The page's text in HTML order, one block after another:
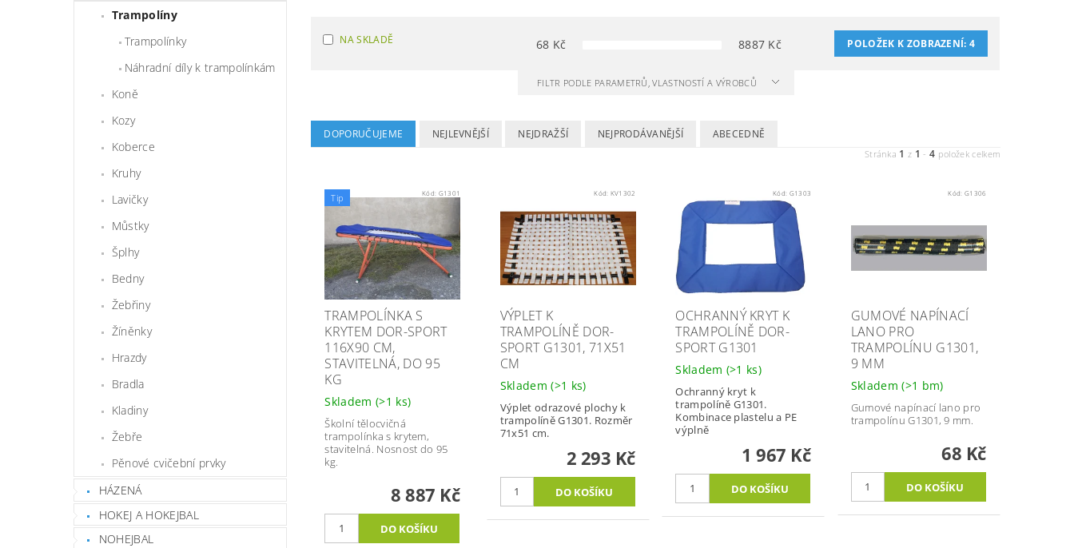
Trampolíny
Trampolínky
Náhradní díly k trampolínkám
Koně
Kozy
Koberce
Kruhy
Lavičky
Můstky
Šplhy
Bedny
Žebřiny
Žíněnky
Hrazdy
Bradla
Kladiny
Žebře
Pěnové cvičební prvky
HÁZENÁ
HOKEJ A HOKEJBAL
NOHEJBAL
NA SKLADĚ 68 Kč 8887 Kč POLOŽEK K ZOBRAZENÍ:4
FILTR PODLE PARAMETRŮ, VLASTNOSTÍ A VÝROBCŮ
DOPORUČUJEME NEJLEVNĚJŠÍ NEJDRAŽŠÍ NEJPRODÁVANĚJŠÍ ABECEDNĚ
Stránka 1 z 1 -4 položek celkem
Tip Kód: G1301
TRAMPOLÍNKA S
KRYTEM DOR-SPORT
116X90 CM,
STAVITELNÁ, DO 95
KG
Skladem (>1 ks)
Školní tělocvičná
trampolínka s krytem,
stavitelná. Nosnost do 95
kg.
8 887 Kč
Kód: KV1302
VÝPLET K
TRAMPOLÍNĚ DOR-
SPORT G1301, 71X51
CM
Skladem(>1 ks)
Výplet odrazové plochy k
trampolíně G1301. Rozměr
71x51 cm.
2 293 Kč
Kód: G1303
OCHRANNÝ KRYT K
TRAMPOLÍNĚ DOR-
SPORT G1301
Skladem (>1 ks)
Ochranný kryt k
trampolíně G1301.
Kombinace plastelu a PE
výplně
1 967 Kč
Kód:G1306
GUMOVÉ NAPÍNACÍ
LANO PRO
TRAMPOLÍNU G1301,
9 MM
Skladem(>1 bm)
Gumové napínací lano pro
trampolínu G1301, 9 mm.
68 Kč